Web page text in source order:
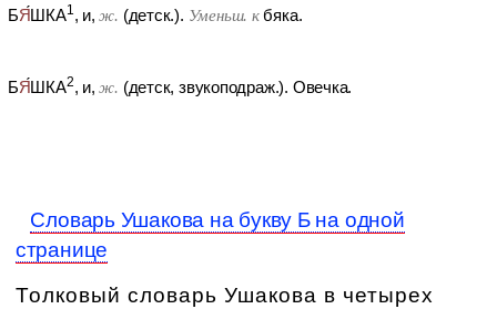
БЯ ШКА1 , и,ж. (детск.). Уменьш. кбяка.
БЯ ШКА2, и,ж. (детск, звукоподраж.). Овечка.
Словарь Ушакова на букву Б на одной
странице
Толковый словарь Ушакова в четырех